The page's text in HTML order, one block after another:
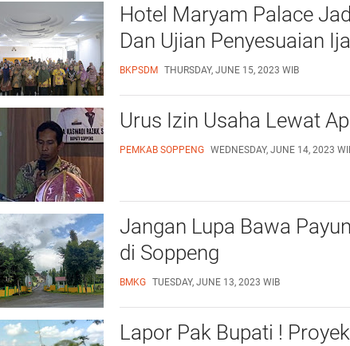
Hotel Maryam Palace
Dan Ujian Penyesuaian
BKPSDM THURSDAY, JUNE 15, 2023 WIB
Urus Izin Usaha Lewat
PEMKAB SOPPENG WEDNESDAY, JUNE 14, 2023
Jangan Lupa Bawa
di Soppeng
BMKG TUESDAY, JUNE 13, 2023 WIB
Lapor Pak Bupati !